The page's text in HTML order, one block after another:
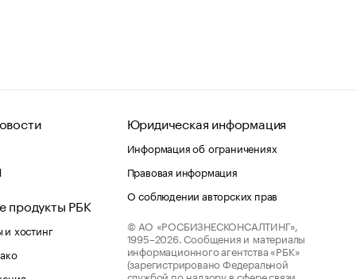
продукты РБК
хостинг
Юридическая информация
Информация об ограничениях
Правовая информация
О соблюдении авторских прав
© АО «РОСБИЗНЕСКОНСАЛТИНГ»,
1995–2026. Сообщения и материалы
информационного агентства «РБК»
(зарегистрировано Федеральной
службой по надзору в сфере связи,